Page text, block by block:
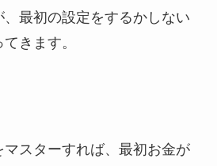
最初の設定をするかしない
きます。
スターすれば、最初お金が